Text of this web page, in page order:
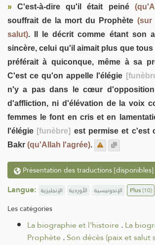
» C'est-à-dire qu'il était peiné
souffrait de la mort du Prophète (sur
salut). Il le décrit comme étant son
sincère, celui qu'il aimait plus que tous
préférait à quiconque, même à sa
C'est ce qu'on appelle l'élégie
n'y a pas dans le cœur
d'affliction, ni d'élévation de la voix
femmes le font en cris et en
l'élégie [funèbre] est permise et c'est
Bakr (qu'Allah l'agrée).
Présentation des traductions [disponibles]
Langue: الإنجليزية الأوردية الإندونيسية Plus(10)
Les catégories
La biographie et l'histoire .La
Prophète .Son décès (paix et salut